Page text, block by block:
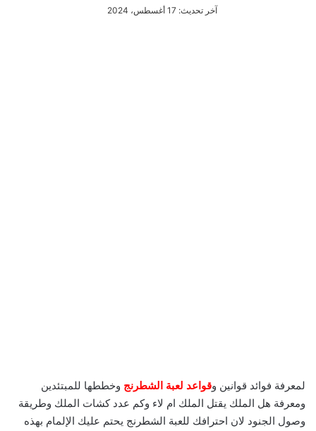
آخر تحديث: 17 أغسطس، 2024
لمعرفة فوائد قوانين وقواعد لعبة الشطرنج وخططها للمبتئدين
ومعرفة هل الملك يقتل الملك ام لاء وكم عدد كشات الملك وطريقة
وصول الجنود لان احترافك للعبة الشطرنج يحتم عليك الإلمام بهذه